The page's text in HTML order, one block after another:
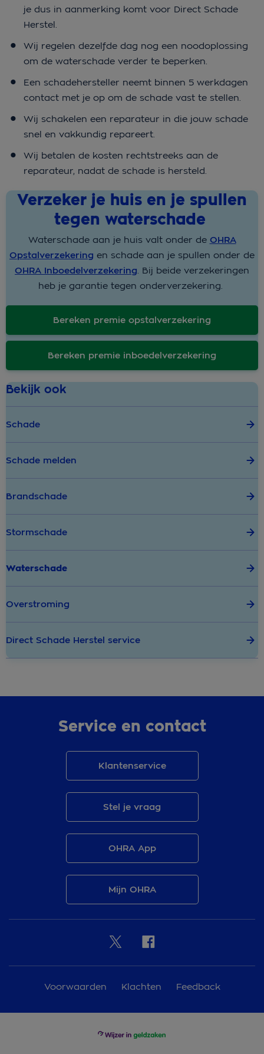
je dus in aanmerking komt voor Direct Schade
Herstel.
Wij regelen dezelfde dag nog een noodoplossing
om de waterschade verder te beperken.
Een schadehersteller neemt binnen 5 werkdagen
contact met je op om de schade vast te stellen.
Wij schakelen een reparateur in die jouw schade
snel en vakkundig repareert.
Wij betalen de kosten rechtstreeks aan de
reparateur, nadat de schade is hersteld.
Verzeker je huis en je spullen
tegen waterschade
Waterschade aan je huis valt onder de OHRA
Opstalverzekering en schade aan je spullen onder de
OHRA Inboedelverzekering. Bij beide verzekeringen
heb je garantie tegen onderverzekering.
Bereken premie opstalverzekering
Bereken premie inboedelverzekering
Bekijk ook
Schade
Schade melden
Brandschade
Stormschade
Waterschade
Overstroming
Direct Schade Herstel service
Service en contact
Klantenservice
Stel je vraag
OHRA App
Mijn OHRA
Voorwaarden Klachten Feedback